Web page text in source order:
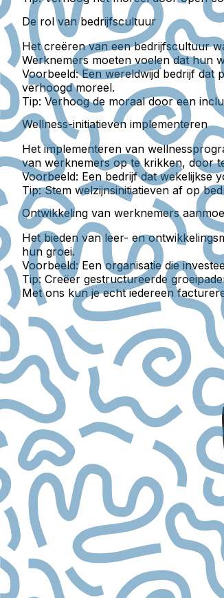
De rol van bedrijfscultuur
Het creëren van een bedrijfscultuur
Werknemers moeten voelen dat hun
Voorbeeld:Een wereldwijd bedrijf dat
verhoogd moreel.
Tip: Verhoog de moraal door een
Wellness-initiatieven implementeren
Het implementeren van
van werknemers op te krikken, door
Voorbeeld: Een bedrijf dat wekelijkse
Tip:Stem welzijnsinitiatieven af op
Ontwikkeling van werknemers
Het bieden van leer- en
hun groei.
Voorbeeld:Een organisatie die
Tip: Creëer gestructureerde
Met ons kun je echt iedereen